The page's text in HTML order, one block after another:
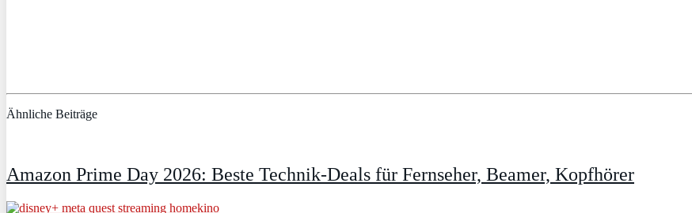
Ähnliche Beiträge
Amazon Prime Day 2026: Beste Technik-Deals für Fernseher, Beamer, Kopfhörer